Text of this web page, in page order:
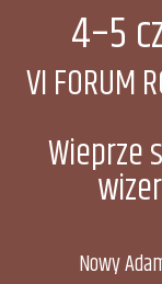
4–5
VI FORUM
Wieprze
Nowy